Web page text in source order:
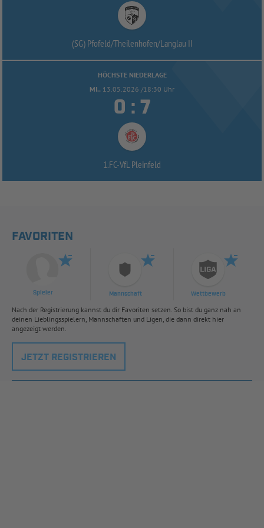
(SG) Pfofeld/Theilenhofen/Langlau II
HÖCHSTE NIEDERLAGE
MI.. 13.05.2026 /18:30 Uhr
 : 
1.FC-VfL Pleinfeld
FAVORITEN
Spieler Mannschaft Wettbewerb
Nach der Registrierung kannst du dir Favoriten setzen. So bist du ganz nah an
deinen Lieblingsspielern, Mannschaften und Ligen, die dann direkt hier
angezeigt werden.
JETZT REGISTRIEREN